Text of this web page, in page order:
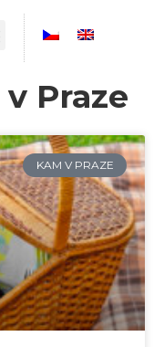
Praze
KAM V PRAZE